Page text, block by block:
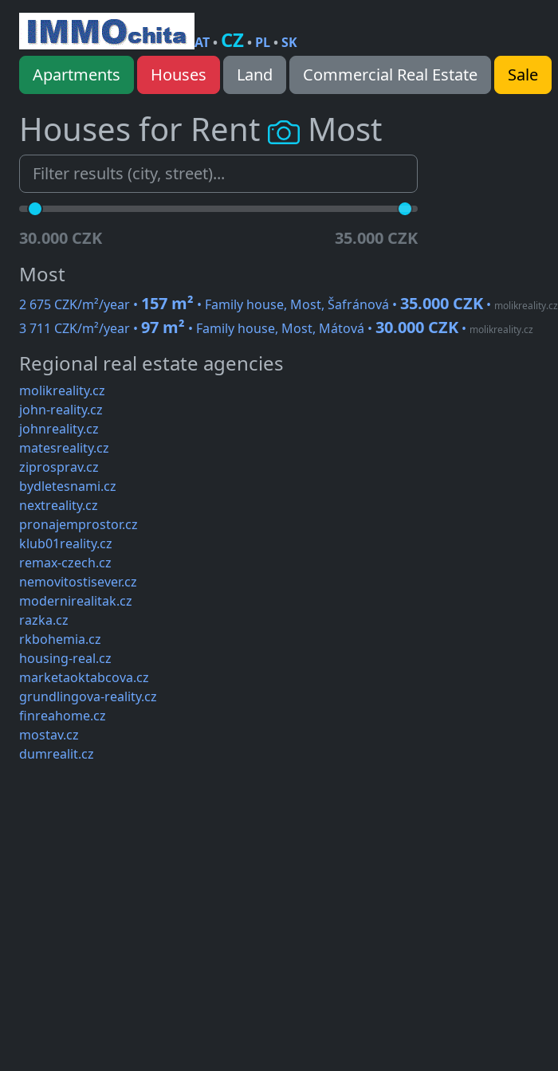
AT• CZ• PL•SK
Apartments Houses Land Commercial Real Estate Sale
Houses for Rent Most
30.000 CZK 35.000 CZK
Most
2 675 CZK/m²/year • 157 m² • Family house, Most, Šafránová • 35.000 CZK • molikreality.cz
3 711 CZK/m²/year • 97 m² • Family house, Most, Mátová • 30.000 CZK • molikreality.cz
Regional real estate agencies
molikreality.cz
john-reality.cz
johnreality.cz
matesreality.cz
ziprosprav.cz
bydletesnami.cz
nextreality.cz
pronajemprostor.cz
klub01reality.cz
remax-czech.cz
nemovitostisever.cz
modernirealitak.cz
razka.cz
rkbohemia.cz
housing-real.cz
marketaoktabcova.cz
grundlingova-reality.cz
finreahome.cz
mostav.cz
dumrealit.cz